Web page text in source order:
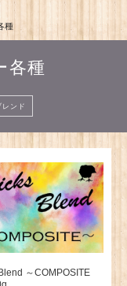
種
各種
レンド
～COMPOSITE